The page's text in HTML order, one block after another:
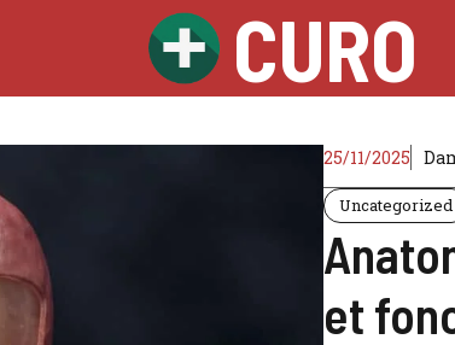
CURO
25/11/2025
Uncategorized
et